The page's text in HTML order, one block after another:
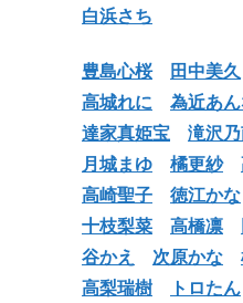
白浜さち
豊島心桜 田中美久
高城れに
為近あ
達家真姫宝
滝沢
月城まゆ
橘更紗
高崎聖子
徳江かな
十枝梨菜
高橋凛
谷かえ
次原かな
高梨瑞樹
トロたん